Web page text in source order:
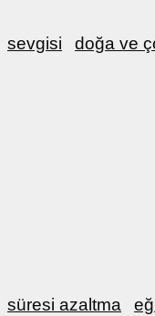
sevgisi doğa ve
süresi azaltma